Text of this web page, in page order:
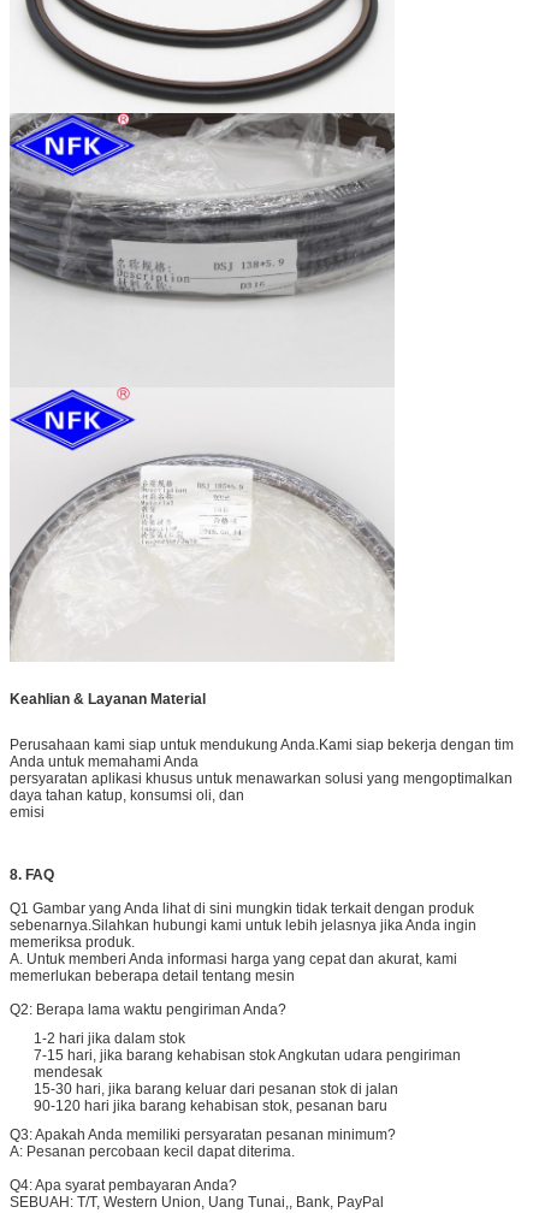
Keahlian & Layanan Material
Perusahaan kami siap untuk mendukung Anda.Kami siap bekerja dengan tim
Anda untuk memahami Anda
persyaratan aplikasi khusus untuk menawarkan solusi yang mengoptimalkan
daya tahan katup, konsumsi oli, dan
emisi
8. FAQ
Q1 Gambar yang Anda lihat di sini mungkin tidak terkait dengan produk
sebenarnya.Silahkan hubungi kami untuk lebih jelasnya jika Anda ingin
memeriksa produk.
A. Untuk memberi Anda informasi harga yang cepat dan akurat, kami
memerlukan beberapa detail tentang mesin
Q2: Berapa lama waktu pengiriman Anda?
1-2 hari jika dalam stok
7-15 hari, jika barang kehabisan stok Angkutan udara pengiriman
mendesak
15-30 hari, jika barang keluar dari pesanan stok di jalan
90-120 hari jika barang kehabisan stok, pesanan baru
Q3: Apakah Anda memiliki persyaratan pesanan minimum?
A: Pesanan percobaan kecil dapat diterima.
Q4: Apa syarat pembayaran Anda?
SEBUAH: T/T, Western Union, Uang Tunai,, Bank, PayPal